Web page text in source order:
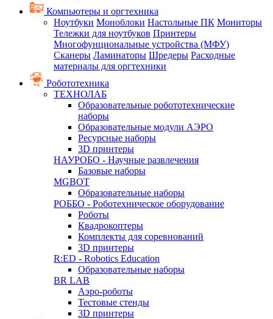
Компьютеры и оргтехника
Ноутбуки Моноблоки Настольные ПК Мониторы
Тележки для ноутбуков Принтеры
Многофунциональные устройства (МФУ)
Сканеры Ламинаторы Шредеры Расходные
материалы для оргтехники
Робототехника
ТЕХНОЛАБ
Образовательные робототехнические
наборы
Образовательные модули АЭРО
Ресурсные наборы
3D принтеры
НАУРОБО - Научные развлечения
Базовые наборы
MGBOT
Образовательные наборы
РОББО - Роботехническое оборудование
Роботы
Квадрокоптеры
Комплекты для соревнований
3D принтеры
R:ED - Robotics Education
Образовательные наборы
BR LAB
Аэро-роботы
Тестовые стенды
3D принтеры